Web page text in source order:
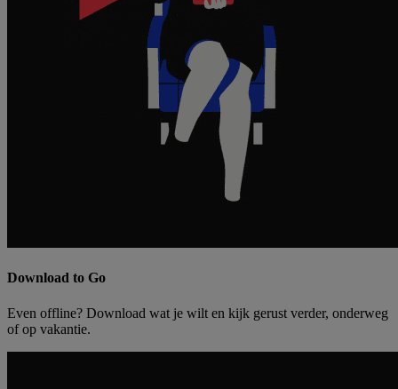
Download to Go
Even offline? Download wat je wilt en kijk gerust verder, onderweg
of op vakantie.